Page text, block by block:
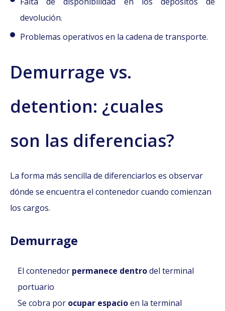
devolución.
Problemas operativos en la cadena de transporte.
Demurrage vs.
detention: ¿cuales
son las diferencias?
La forma más sencilla de diferenciarlos es observar
dónde se encuentra el contenedor cuando comienzan
los cargos.
Demurrage
El contenedor permanece dentrodel terminal
portuario
Se cobra por ocupar espacioen la terminal